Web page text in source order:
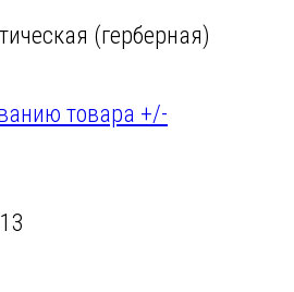
(герберная)
товара +/-